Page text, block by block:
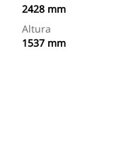
2428 mm
Altura
1537 mm